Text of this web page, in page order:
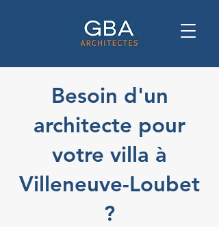
Besoin d'un
architecte pour
votre villa à
Villeneuve-Loubet
?